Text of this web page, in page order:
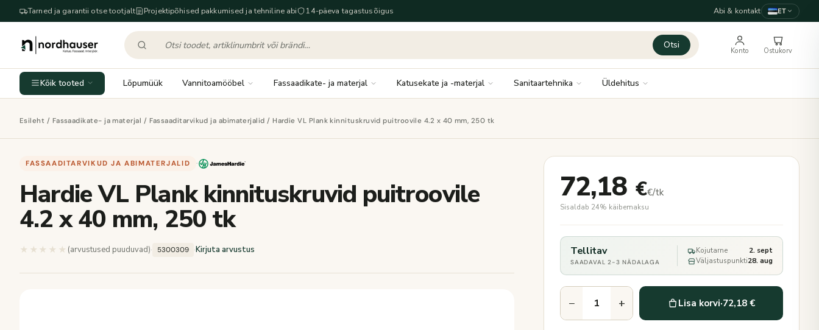
Tarned ja garantii otse tootjalt Projektipõhised pakkumised ja tehniline abi 14-päeva tagastusõigus Abi & kontakt ET
Otsi
Konto Ostukorv
Kõik tooted Lõpumüük Vannitoamööbel Fassaadikate- ja materjal Katusekate ja -materjal Sanitaartehnika Üldehitus
Esileht / Fassaadikate- ja materjal / Fassaaditarvikud ja abimaterjalid / Hardie VL Plank kinnituskruvid puitroovile 4.2 x 40 mm, 250 tk
FASSAADITARVIKUD JA ABIMATERJALID ·
Hardie VL Plank kinnituskruvid puitroovile
4.2 x 40 mm, 250 tk
★★★★★ ★★★★★
(arvustused puuduvad)· 5300309 ·Kirjuta arvustus
72,18 €€/tk
Sisaldab 24% käibemaksu
Tellitav
SAADAVAL 2-3 NÄDALAGA
Kojutarne
2. sept
Väljastuspunkti28. aug
− + Lisa korvi·72,18 €